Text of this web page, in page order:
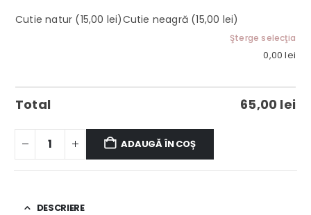
Cutie natur (15,00 lei)Cutie neagră (15,00 lei)
Şterge selecţia
0,00lei
Total 65,00 lei
ADAUGĂ ÎN COȘ
DESCRIERE